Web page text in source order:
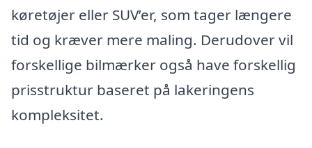
køretøjer eller SUV’er, som tager længere
tid og kræver mere maling. Derudover vil
forskellige bilmærker også have forskellig
prisstruktur baseret på lakeringens
kompleksitet.